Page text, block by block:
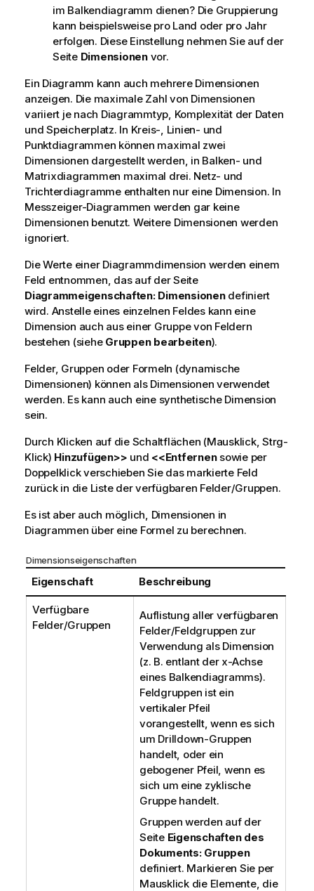
im Balkendiagramm dienen? Die Gruppierung
kann beispielsweise pro Land oder pro Jahr
erfolgen. Diese Einstellung nehmen Sie auf der
Seite Dimensionenvor.
Ein Diagramm kann auch mehrere Dimensionen
anzeigen. Die maximale Zahl von Dimensionen
variiert je nach Diagrammtyp, Komplexität der Daten
und Speicherplatz. In Kreis-, Linien- und
Punktdiagrammen können maximal zwei
Dimensionen dargestellt werden, in Balken- und
Matrixdiagrammen maximal drei. Netz- und
Trichterdiagramme enthalten nur eine Dimension. In
Messzeiger-Diagrammen werden gar keine
Dimensionen benutzt. Weitere Dimensionen werden
ignoriert.
Die Werte einer Diagrammdimension werden einem
Feld entnommen, das auf der Seite
Diagrammeigenschaften: Dimensionendefiniert
wird. Anstelle eines einzelnen Feldes kann eine
Dimension auch aus einer Gruppe von Feldern
bestehen (siehe Gruppen bearbeiten).
Felder, Gruppen oder Formeln (dynamische
Dimensionen) können als Dimensionen verwendet
werden. Es kann auch eine synthetische Dimension
sein.
Durch Klicken auf die Schaltflächen (Mausklick, Strg-
Klick) Hinzufügen>> und <<Entfernensowie per
Doppelklick verschieben Sie das markierte Feld
zurück in die Liste der verfügbaren Felder/Gruppen.
Es ist aber auch möglich, Dimensionen in
Diagrammen über eine Formel zu berechnen.
Dimensionseigenschaften
Eigenschaft Beschreibung
Verfügbare
Felder/Gruppen
Auflistung aller verfügbaren
Felder/Feldgruppen zur
Verwendung als Dimension
(z. B. entlant der x-Achse
eines Balkendiagramms).
Feldgruppen ist ein
vertikaler Pfeil
vorangestellt, wenn es sich
um Drilldown-Gruppen
handelt, oder ein
gebogener Pfeil, wenn es
sich um eine zyklische
Gruppe handelt.
Gruppen werden auf der
Seite Eigenschaften des
Dokuments: Gruppen
definiert. Markieren Sie per
Mausklick die Elemente, die